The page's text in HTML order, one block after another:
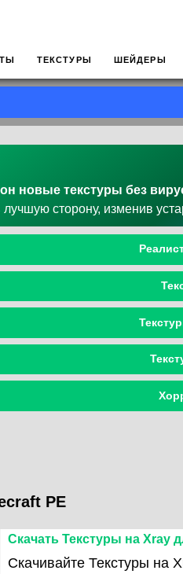
ТЕКСТУРЫ ШЕЙДЕРЫ
новые текстуры без
сторону, изменив
PE
Скачать Текстуры на Xray
Скачивайте Текстуры на